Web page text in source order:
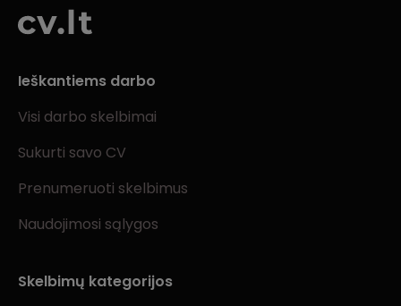
Ieškantiems darbo
Visi darbo skelbimai
Sukurti savo CV
Prenumeruoti skelbimus
Naudojimosi sąlygos
Skelbimų kategorijos